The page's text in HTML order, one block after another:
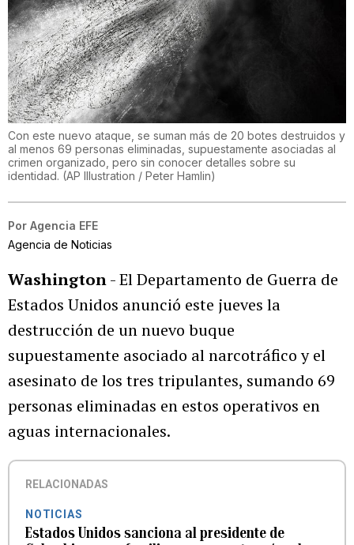
Con este nuevo ataque, se suman más de 20 botes destruidos y
al menos 69 personas eliminadas, supuestamente asociadas al
crimen organizado, pero sin conocer detalles sobre su
identidad. (AP Illustration / Peter Hamlin)
Por Agencia EFE
Agencia de Noticias
Washington- El Departamento de Guerra de
Estados Unidos anunció este jueves la
destrucción de un nuevo buque
supuestamente asociado al narcotráfico y el
asesinato de los tres tripulantes, sumando 69
personas eliminadas en estos operativos en
aguas internacionales.
RELACIONADAS
NOTICIAS
Estados Unidos sanciona al presidente de